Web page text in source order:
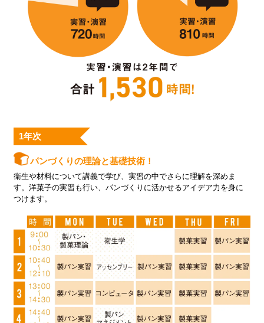
1年次
パンづくりの理論と基礎技術！
衛生や材料について講義で学び、実習の中でさらに理解を深めま
す。洋菓子の実習も行い、パンづくりに活かせるアイデア力を身に
つけます。